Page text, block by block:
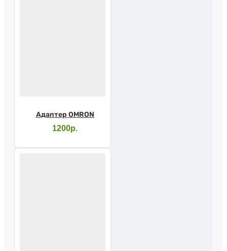
Адаптер OMRON
1200р.